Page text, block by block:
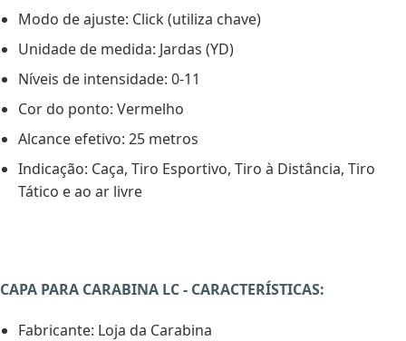
Modo de ajuste: Click (utiliza chave)
Unidade de medida: Jardas (YD)
Níveis de intensidade: 0-11
Cor do ponto: Vermelho
Alcance efetivo: 25 metros
Indicação: Caça, Tiro Esportivo, Tiro à Distância, Tiro
Tático e ao ar livre
CAPA PARA CARABINA LC - CARACTERÍSTICAS:
Fabricante: Loja da Carabina